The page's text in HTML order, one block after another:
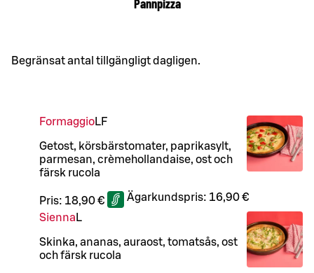
Begränsat antal tillgängligt dagligen.
FormaggioLF
Getost, körsbärstomater, paprikasylt,
parmesan, crèmehollandaise, ost och
färsk rucola
Pris: 18,90 € Ägarkundspris: 16,90 €
Sienna L
Skinka, ananas, auraost, tomatsås, ost
och färsk rucola